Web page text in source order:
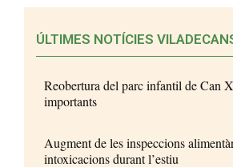
ÚLTIMES NOTÍCIES
Reobertura del parc infantil de Can
importants
Augment de les inspeccions
intoxicacions durant l’estiu